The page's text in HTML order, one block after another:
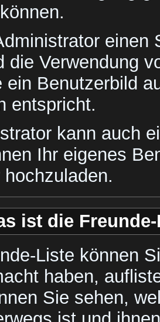
einen
die Verwendung
ein Benutzerbild
entspricht.
kann auch
Ihr eigenes
ist die
Liste können
haben,
Sie sehen,